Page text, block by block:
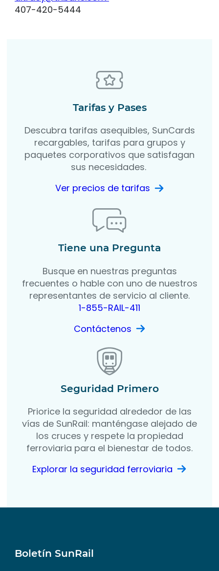
407-420-5444
Tarifas y Pases
Descubra tarifas asequibles, SunCards
recargables, tarifas para grupos y
paquetes corporativos que satisfagan
sus necesidades.
Ver precios de tarifas
Tiene una Pregunta
Busque en nuestras preguntas
frecuentes o hable con uno de nuestros
representantes de servicio al cliente.
1-855-RAIL-411
Contáctenos
Seguridad Primero
Priorice la seguridad alrededor de las
vías de SunRail: manténgase alejado de
los cruces y respete la propiedad
ferroviaria para el bienestar de todos.
Explorar la seguridad ferroviaria
Boletín SunRail